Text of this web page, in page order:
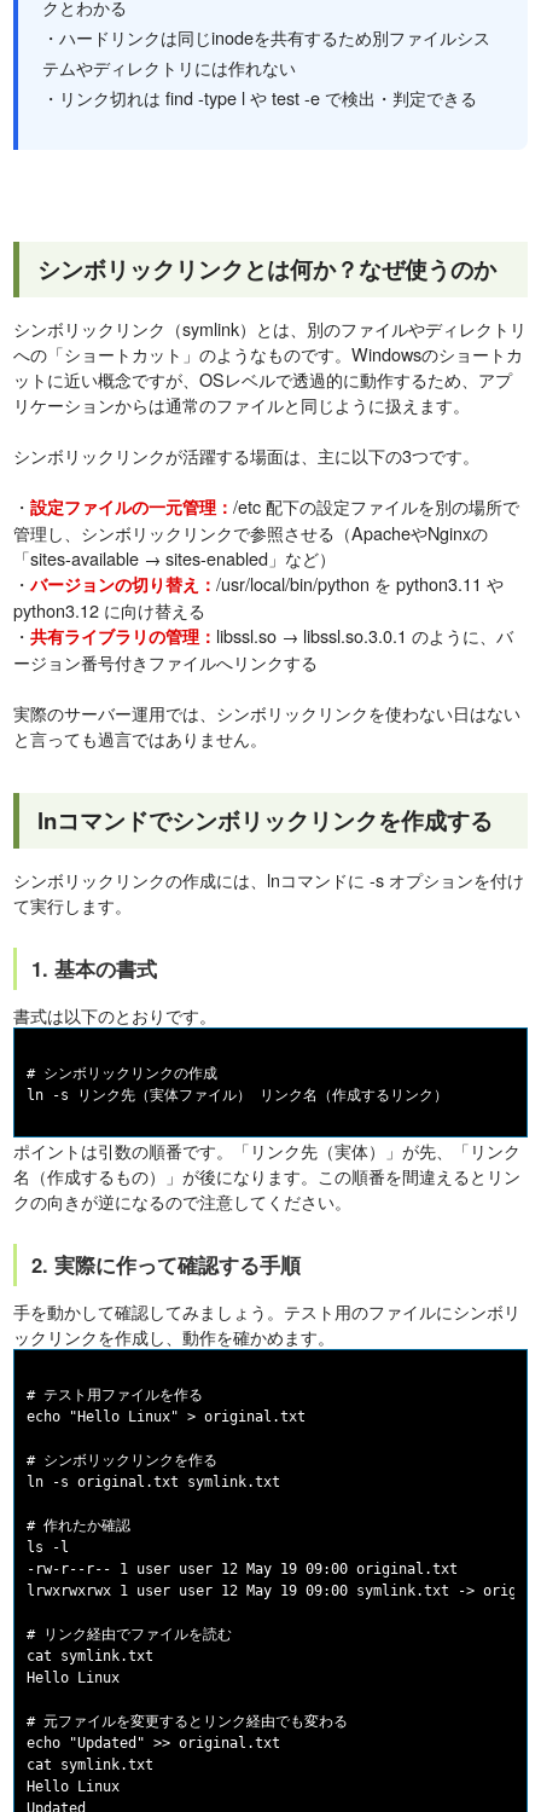
クとわかる
・ハードリンクは同じinodeを共有するため別ファイルシス
テムやディレクトリには作れない
・リンク切れは find -type l や test -e で検出・判定できる
シンボリックリンクとは何か？なぜ使うのか
シンボリックリンク（symlink）とは、別のファイルやディレクトリ
への「ショートカット」のようなものです。Windowsのショートカ
ットに近い概念ですが、OSレベルで透過的に動作するため、アプ
リケーションからは通常のファイルと同じように扱えます。
シンボリックリンクが活躍する場面は、主に以下の3つです。
・設定ファイルの一元管理：/etc 配下の設定ファイルを別の場所で
管理し、シンボリックリンクで参照させる（ApacheやNginxの
「sites-available → sites-enabled」など）
・バージョンの切り替え：/usr/local/bin/python を python3.11 や
python3.12 に向け替える
・共有ライブラリの管理： libssl.so → libssl.so.3.0.1 のように、バ
ージョン番号付きファイルへリンクする
実際のサーバー運用では、シンボリックリンクを使わない日はない
と言っても過言ではありません。
lnコマンドでシンボリックリンクを作成する
シンボリックリンクの作成には、lnコマンドに -s オプションを付け
て実行します。
1. 基本の書式
書式は以下のとおりです。
# シンボリックリンクの作成
ポイントは引数の順番です。「リンク先（実体）」が先、「リンク
名（作成するもの）」が後になります。この順番を間違えるとリン
クの向きが逆になるので注意してください。
2. 実際に作って確認する手順
手を動かして確認してみましょう。テスト用のファイルにシンボリ
ックリンクを作成し、動作を確かめます。
# テスト用ファイルを作る
echo "Hello Linux" > original.txt
# シンボリックリンクを作る
ln -s original.txt symlink.txt
# 作れたか確認
ls -l
-rw-r--r-- 1 user user 12 May 19 09:00 original.txt
lrwxrwxrwx 1 user user 12 May 19 09:00 symlink.txt ->
# リンク経由でファイルを読む
cat symlink.txt
Hello Linux
# 元ファイルを変更するとリンク経由でも変わる
echo "Updated" >> original.txt
cat symlink.txt
Hello Linux